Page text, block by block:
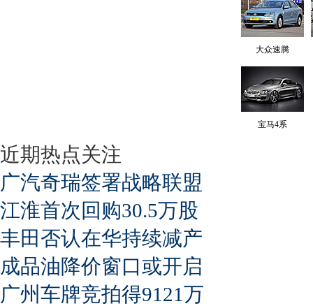
大众速腾
宝马4系
近期热点关注
广汽奇瑞签署战略联盟
江淮首次回购30.5万股
丰田否认在华持续减产
成品油降价窗口或开启
广州车牌竞拍得9121万